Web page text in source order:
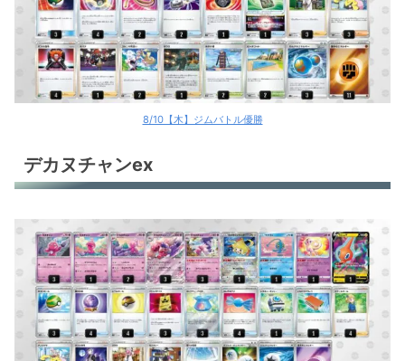
8/10【木】ジムバトル優勝
デカヌチャンex